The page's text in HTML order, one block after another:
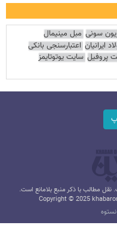
سونی مبل مینیمال
ایرانیان اعتبارسنجی بانکی
پروفیل سایت یوتوتایمز
مطالب با ذکر منبع بلامانع است.
Copyright © 2025